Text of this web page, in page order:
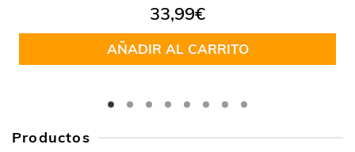
Valorado
en5.00de
5
33,99€
AÑADIR AL CARRITO
Productos